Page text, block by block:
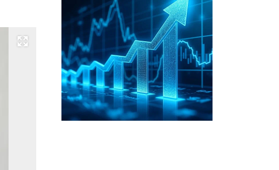
Развернуть на весь экран
Фото:
Юрий
Мартьянов,
Коммерсантъ